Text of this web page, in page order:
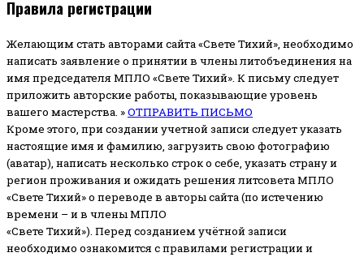
Правила регистрации
Желающим стать авторами сайта «Свете Тихий», необходимо
написать заявление о принятии в члены литобъединения на
имя председателя МПЛО «Свете Тихий». К письму следует
приложить авторские работы, показывающие уровень
вашего мастерства. »ОТПРАВИТЬ ПИСЬМО
Кроме этого, при создании учетной записи следует указать
настоящие имя и фамилию, загрузить свою фотографию
(аватар), написать несколько строк о себе, указать страну и
регион проживания и ожидать решения литсовета МПЛО
«Свете Тихий» о переводе в авторы сайта (по истечению
времени – и в члены МПЛО
«Свете Тихий»). Перед созданием учётной записи
необходимо ознакомится с правилами регистрации и